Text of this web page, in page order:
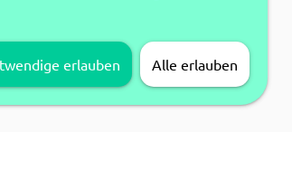
erlauben Alle erlauben